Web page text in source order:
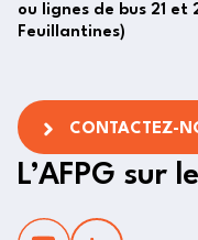
ou lignes de bus 21 et
Feuillantines)
CONTACTEZ-
L’AFPG sur